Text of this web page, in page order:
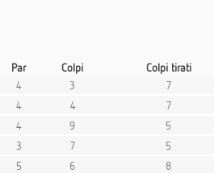
Par Colpi
Colpi tirati
4 3
7
4 4
7
4 9
5
3 7
5
5 6
8